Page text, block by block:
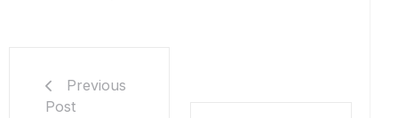
Previous
Post